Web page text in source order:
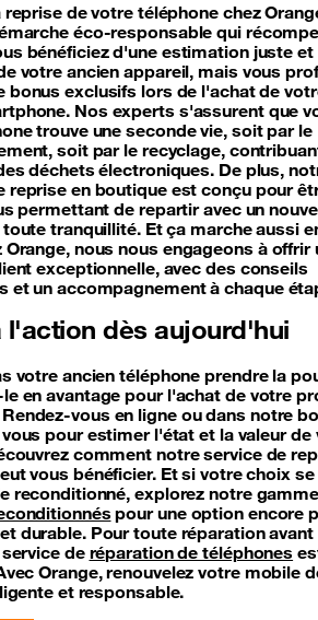
de votre téléphone chez
éco-responsable qui
bénéficiez d'une estimation juste et
votre ancien appareil, mais vous
bonus exclusifs lors de l'achat de
Nos experts s'assurent que
trouve une seconde vie, soit par le
soit par le recyclage,
déchets électroniques. De plus,
reprise en boutique est conçu pour
permettant de repartir avec un
tranquillité. Et ça marche aussi
nous nous engageons à offrir
exceptionnelle, avec des conseils
et un accompagnement à chaque
l'action dès aujourd'hui
votre ancien téléphone prendre la
en avantage pour l'achat de votre
vous en ligne ou dans notre
pour estimer l'état et la valeur de
comment notre service de
vous bénéficier. Et si votre choix
reconditionné, explorez notre
pour une option encore
durable. Pour toute réparation avant
de réparation de téléphones
Orange, renouvelez votre mobile
et responsable.